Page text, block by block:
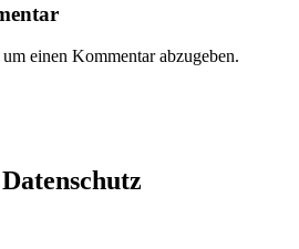
einen Kommentar abzugeben.